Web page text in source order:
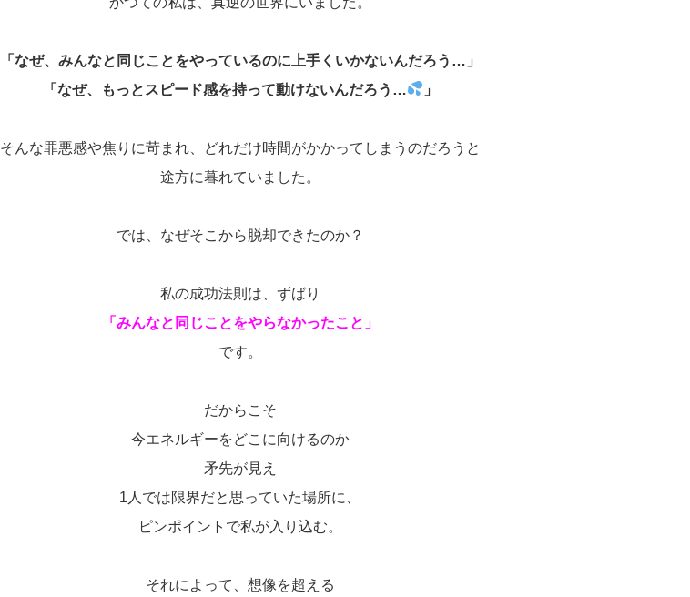
「なぜ、みんなと同じことをやっているのに上手くいかないんだろう…」
「なぜ、もっとスピード感を持って動けないんだろう…
」
そんな罪悪感や焦りに苛まれ、どれだけ時間がかかってしまうのだろうと
途方に暮れていました。
では、なぜそこから脱却できたのか？
私の成功法則は、ずばり
「みんなと同じことをやらなかったこと」
です。
だからこそ
今エネルギーをどこに向けるのか
矛先が見え
1人では限界だと思っていた場所に、
ピンポイントで私が入り込む。
それによって、想像を超える